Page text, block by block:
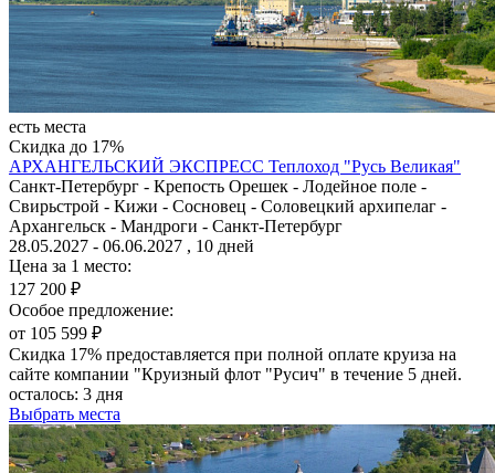
есть места
Скидка до 17%
АРХАНГЕЛЬСКИЙ ЭКСПРЕСС Теплоход "Русь Великая"
Санкт-Петербург - Крепость Орешек - Лодейное поле -
Свирьстрой - Кижи - Сосновец - Соловецкий архипелаг -
Архангельск - Мандроги - Санкт-Петербург
28.05.2027 - 06.06.2027 , 10 дней
Цена за 1 место:
127 200 ₽
Особое предложение:
от 105 599 ₽
Скидка 17% предоставляется при полной оплате круиза на
сайте компании "Круизный флот "Русич" в течение 5 дней.
осталось: 3 дня
Выбрать места